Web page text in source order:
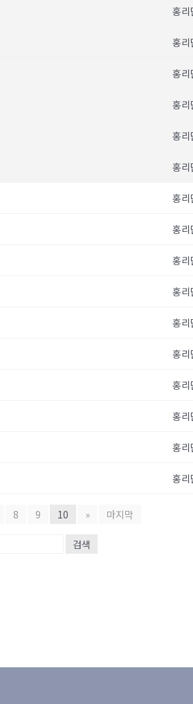
홍리
홍리
홍리
홍리
홍리
홍리
홍리
홍리
홍리
홍리
홍리
홍리
홍리
홍리
홍리
홍리
8 9 10 » 마지막
검색